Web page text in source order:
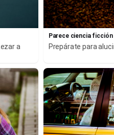
a
Parece ciencia ficción
Prepárate para